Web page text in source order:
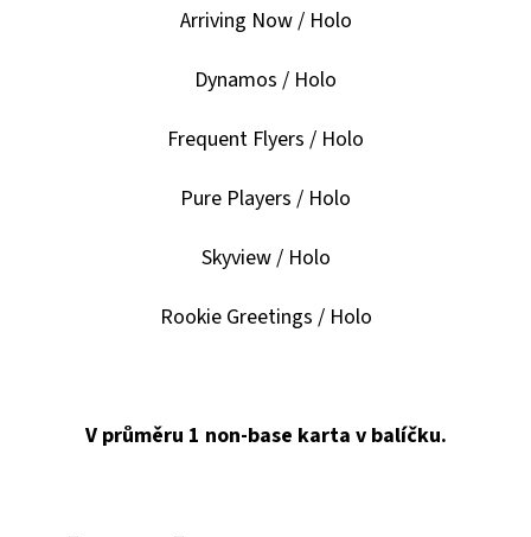
Arriving Now / Holo
Dynamos / Holo
Frequent Flyers / Holo
Pure Players / Holo
Skyview / Holo
Rookie Greetings / Holo
V průměru 1 non-base karta v balíčku.